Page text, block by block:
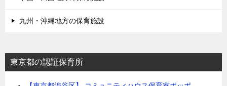
九州・沖縄地方の保育施設
東京都の認証保育所